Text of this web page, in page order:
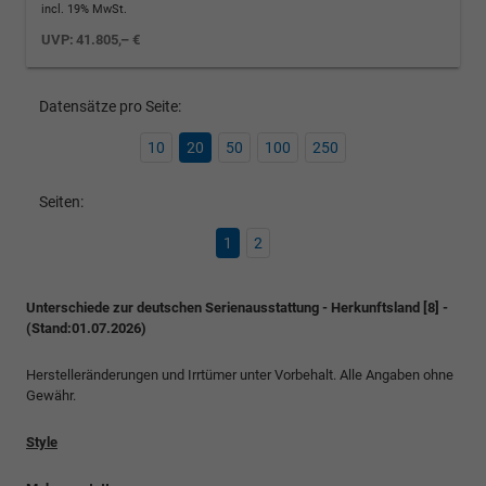
incl. 19% MwSt.
UVP:41.805,– €
Datensätze pro Seite:
10 20 50 100 250
Seiten:
1 2
Unterschiede zur deutschen Serienausstattung - Herkunftsland [8] -
(Stand:01.07.2026)
Herstelleränderungen und Irrtümer unter Vorbehalt. Alle Angaben ohne
Gewähr.
Style